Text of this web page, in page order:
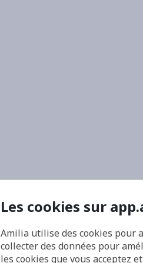
Les cookies sur
Amilia utilise des cookies pour
collecter des données pour
les cookies que vous acceptez